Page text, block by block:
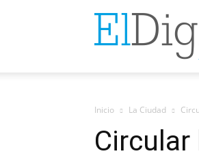
ElDigitalPlottier
Inicio La Ciudad
Circular